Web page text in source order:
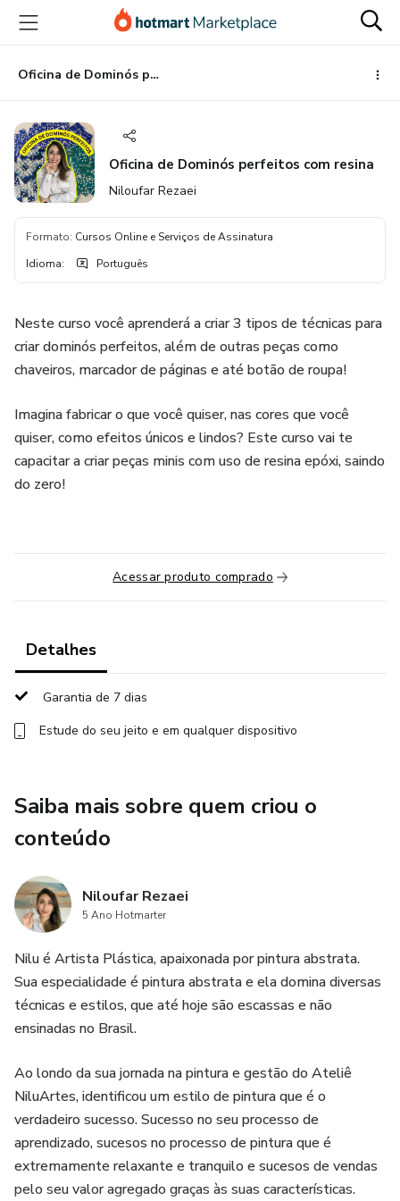
para
conteúdo
principal
para
pagamento
para
rodapé
Oficina de Dominós perfeitos com resina
Oficina de Dominós perfeitos com resina
Niloufar Rezaei
Formato: Cursos Online e Serviços de Assinatura
Idioma: Português
Neste curso você aprenderá a criar 3 tipos de técnicas para
criar dominós perfeitos, além de outras peças como
chaveiros, marcador de páginas e até botão de roupa!
Imagina fabricar o que você quiser, nas cores que você
quiser, como efeitos únicos e lindos? Este curso vai te
capacitar a criar peças minis com uso de resina epóxi, saindo
do zero!
Acessar produto comprado
Detalhes
Garantia de 7 dias
Estude do seu jeito e em qualquer dispositivo
Saiba mais sobre quem criou o
conteúdo
Niloufar Rezaei
5 Ano Hotmarter
Nilu é Artista Plástica, apaixonada por pintura abstrata.
Sua especialidade é pintura abstrata e ela domina diversas
técnicas e estilos, que até hoje são escassas e não
ensinadas no Brasil.
Ao londo da sua jornada na pintura e gestão do Ateliê
NiluArtes, identificou um estilo de pintura que é o
verdadeiro sucesso. Sucesso no seu processo de
aprendizado, sucesos no processo de pintura que é
extremamente relaxante e tranquilo e sucesos de vendas
pelo seu valor agregado graças às suas características.